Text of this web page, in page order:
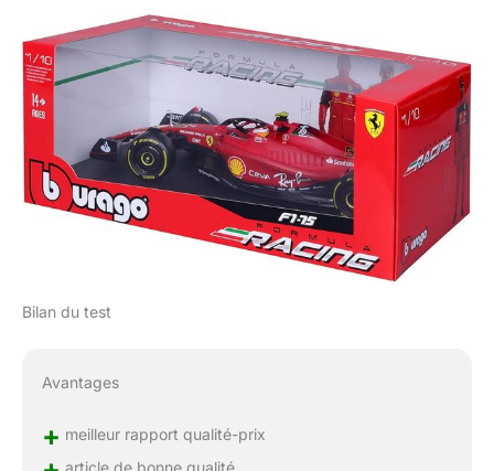
Bilan du test
Avantages
+ meilleur rapport qualité-prix
article de bonne qualité